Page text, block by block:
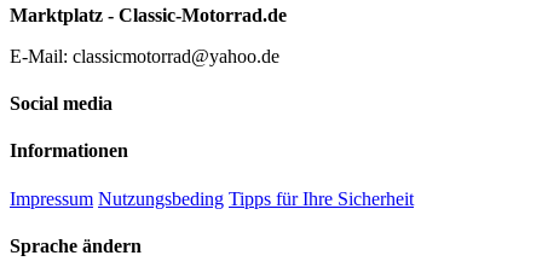
Marktplatz - Classic-Motorrad.de
E-Mail: classicmotorrad@yahoo.de
Social media
Informationen
Impressum Nutzungsbeding Tipps für Ihre Sicherheit
Sprache ändern